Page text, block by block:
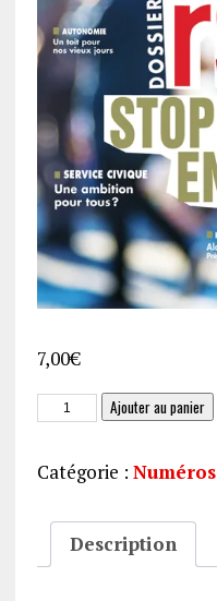
7,00€
quantité
de
264
Ajouter au panier
Catégorie : Numéros
Description